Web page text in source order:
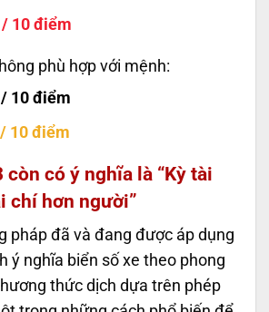
/ 10 điểm
phù hợp với mệnh:
/ 10 điểm
10 điểm
còn có ý nghĩa là “Kỳ tài
chí hơn người”
pháp đã và đang được áp dụng
ý nghĩa biển số xe theo phong
thức dịch dựa trên phép